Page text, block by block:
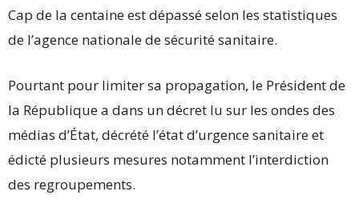
Cap de la centaine est dépassé selon les statistiques
de l’agence nationale de sécurité sanitaire.
Pourtant pour limiter sa propagation, le Président de
la République a dans un décret lu sur les ondes des
médias d’État, décrété l’état d’urgence sanitaire et
édicté plusieurs mesures notamment l’interdiction
des regroupements.